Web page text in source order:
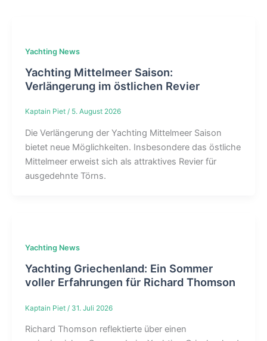
Yachting News
Yachting Mittelmeer Saison:
Verlängerung im östlichen Revier
Kaptain Piet / 5. August 2026
Die Verlängerung der Yachting Mittelmeer Saison
bietet neue Möglichkeiten. Insbesondere das östliche
Mittelmeer erweist sich als attraktives Revier für
ausgedehnte Törns.
Yachting News
Yachting Griechenland: Ein Sommer
voller Erfahrungen für Richard Thomson
Kaptain Piet / 31. Juli 2026
Richard Thomson reflektierte über einen